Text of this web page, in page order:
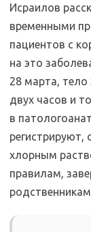
Исраилов
временными
пациентов с
на это
28 марта, тело
двух часов и
в
хлорным
правилам,